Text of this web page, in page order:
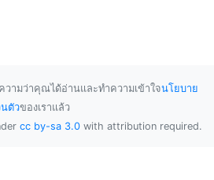
วามว่าคุณได้อ่านและทำความเข้าใจนโยบาย
ตัวของเราแล้ว
cc by-sa 3.0 with attribution required.